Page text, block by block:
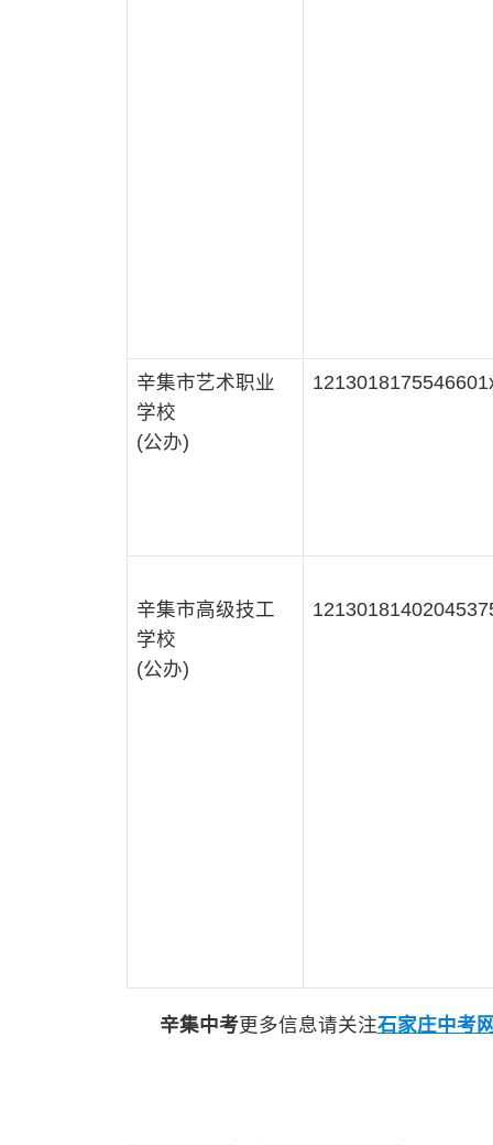
辛集市艺术职业
学校
(公办)
辛集市高级技工
学校
(公办)
辛集中考更多信息请关注石家庄中考